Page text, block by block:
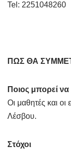
Tel: 2251048260
ΠΩΣ ΘΑ
Ποιος μπορεί
Οι μαθητές και οι
Λέσβου.
Στόχοι